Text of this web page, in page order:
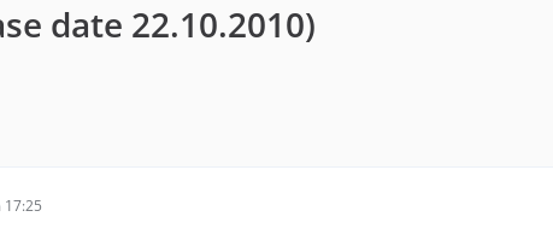
date 22.10.2010)